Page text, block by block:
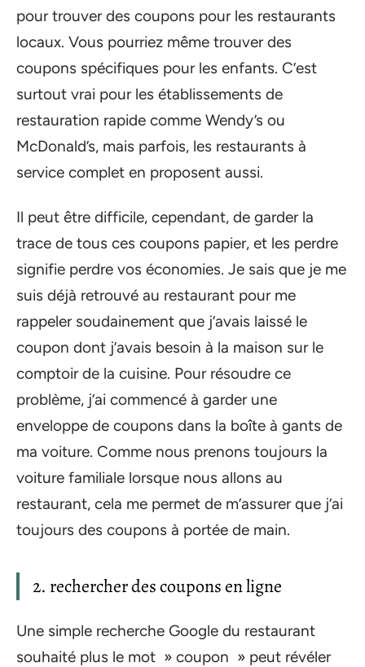
pour trouver des coupons pour les restaurants
locaux. Vous pourriez même trouver des
coupons spécifiques pour les enfants. C’est
surtout vrai pour les établissements de
restauration rapide comme Wendy’s ou
McDonald’s, mais parfois, les restaurants à
service complet en proposent aussi.
Il peut être difficile, cependant, de garder la
trace de tous ces coupons papier, et les perdre
signifie perdre vos économies. Je sais que je me
suis déjà retrouvé au restaurant pour me
rappeler soudainement que j’avais laissé le
coupon dont j’avais besoin à la maison sur le
comptoir de la cuisine. Pour résoudre ce
problème, j’ai commencé à garder une
enveloppe de coupons dans la boîte à gants de
ma voiture. Comme nous prenons toujours la
voiture familiale lorsque nous allons au
restaurant, cela me permet de m’assurer que j’ai
toujours des coupons à portée de main.
2. rechercher des coupons en ligne
Une simple recherche Google du restaurant
souhaité plus le mot » coupon » peut révéler